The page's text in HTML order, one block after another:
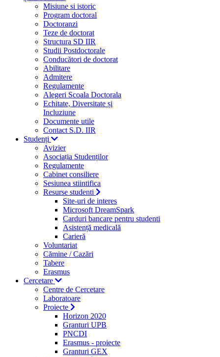
Misiune si istoric
Program doctoral
Doctoranzi
Teze de doctorat
Structura SD IIR
Studii Postdoctorale
Conducători de doctorat
Abilitare
Admitere
Regulamente
Alegeri Scoala Doctorala
Echitate, Diversitate și
Incluziune
Documente utile
Contact S.D. IIR
Studenți
Avizier
Asociația Studenților
Regulamente
Cabinet consiliere
Sesiunea stiintifica
Resurse studenti
Site-uri de interes
Microsoft DreamSpark
Carduri bancare pentru studenti
Asistență medicală
Carieră
Voluntariat
Cămine / Cazări
Tabere
Erasmus
Cercetare
Centre de Cercetare
Laboratoare
Proiecte
Horizon 2020
Granturi UPB
PNCDI
Erasmus - proiecte
Granturi GEX